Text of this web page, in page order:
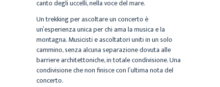
canto degli uccelli, nella voce del mare.
Un trekking per ascoltare un concerto è
un’esperienza unica per chi ama la musica e la
montagna. Musicisti e ascoltatori uniti in un solo
cammino, senza alcuna separazione dovuta alle
barriere architettoniche, in totale condivisione. Una
condivisione che non finisce con l’ultima nota del
concerto.